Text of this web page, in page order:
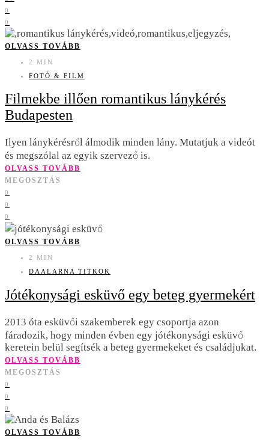
0
0
OLVASS TOVÁBB
2 MIN
FOTÓ & FILM
Filmekbe illően romantikus lánykérés
Budapesten
Ilyen lánykérésről álmodik minden lány. Mutatjuk a videót
és megszólal az egyik szervező is.
OLVASS TOVÁBB
MEGOSZTÁS
0
0
0
OLVASS TOVÁBB
2 MIN
DAALARNA TITKOK
Jótékonysági esküvő egy beteg gyermekért
2013 óta esküvői szakemberek egy csoportja azon
fáradozik, hogy minden évben egy jótékonysági esküvő
keretein belül segítsék a beteg gyermekeket és családjukat.
OLVASS TOVÁBB
MEGOSZTÁS
0
0
0
OLVASS TOVÁBB